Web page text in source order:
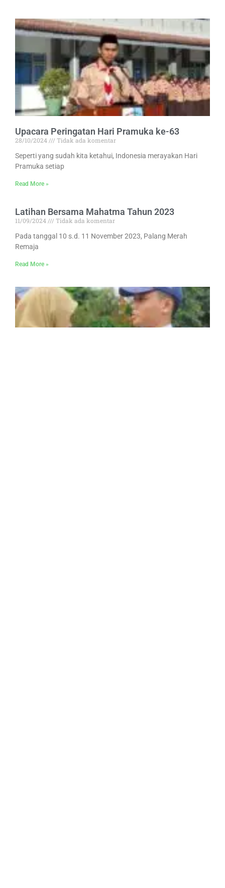
Upacara Peringatan Hari Pramuka ke-63
28/10/2024
Tidak ada komentar
Seperti yang sudah kita ketahui, Indonesia merayakan Hari
Pramuka setiap
Read More »
Latihan Bersama Mahatma Tahun 2023
11/09/2024
Tidak ada komentar
Pada tanggal 10 s.d. 11 November 2023, Palang Merah
Remaja
Read More »